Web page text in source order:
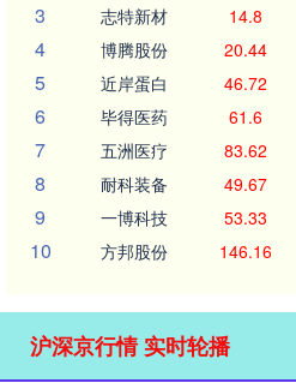
3 志特新材 14.8
4 博腾股份 20.44
5 近岸蛋白 46.72
6 毕得医药 61.6
7 五洲医疗 83.62
8 耐科装备 49.67
9 一博科技 53.33
10 方邦股份 146.16
沪深京行情 实时轮播